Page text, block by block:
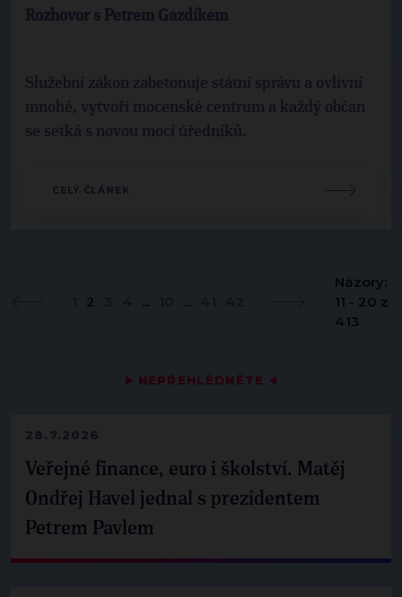
▶ NEPŘEHLÉDNĚTE ◀
28.7.2026
Veřejné finance, euro i školství. Matěj
Ondřej Havel jednal s prezidentem
Petrem Pavlem
Rozhovor s Petrem Gazdíkem
Služební zákon zabetonuje státní správu a ovlivní
mnohé, vytvoří mocenské centrum a každý občan
se setká s novou mocí úředníků.
CELÝ ČLÁNEK
2 ... ...
Názory:
11 - 20 z
413